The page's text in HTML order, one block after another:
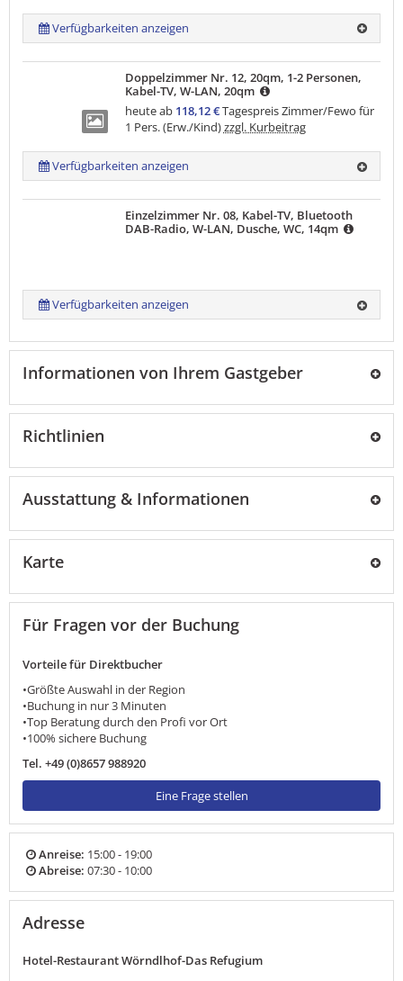
Verfügbarkeiten anzeigen
Doppelzimmer Nr. 12, 20qm, 1-2 Personen,
Kabel-TV, W-LAN, 20qm
heute ab 118,12 €Tagespreis Zimmer/Fewo für
1 Pers. (Erw./Kind)zzgl. Kurbeitrag
Verfügbarkeiten anzeigen
Einzelzimmer Nr. 08, Kabel-TV, Bluetooth
DAB-Radio, W-LAN, Dusche, WC, 14qm
Verfügbarkeiten anzeigen
Informationen von Ihrem Gastgeber
Richtlinien
Ausstattung & Informationen
Karte
Für Fragen vor der Buchung
Vorteile für Direktbucher
•Größte Auswahl in der Region
•Buchung in nur 3 Minuten
•Top Beratung durch den Profi vor Ort
•100% sichere Buchung
Tel. +49 (0)8657 988920
Eine Frage stellen
Anreise: 15:00 - 19:00
Abreise: 07:30 - 10:00
Adresse
Hotel-Restaurant Wörndlhof-Das Refugium